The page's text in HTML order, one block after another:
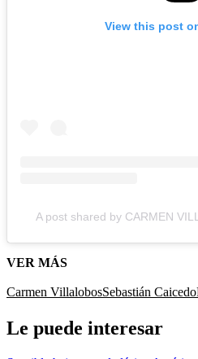
View this post
A post shared by CARMEN
VER MÁS
Carmen VillalobosSebastián Caicedo
Le puede interesar